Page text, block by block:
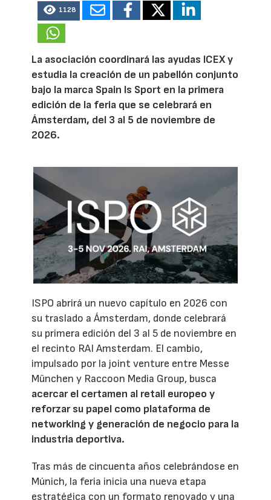
1128
La asociación coordinará las ayudas ICEX y
estudia la creación de un pabellón conjunto
bajo la marca Spain Is Sport en la primera
edición de la feria que se celebrará en
Ámsterdam, del 3 al 5 de noviembre de
2026.
ISPO abrirá un nuevo capítulo en 2026 con
su traslado a Ámsterdam, donde celebrará
su primera edición del 3 al 5 de noviembre en
el recinto RAI Amsterdam. El cambio,
impulsado por la joint venture entre Messe
München y Raccoon Media Group, busca
acercar el certamen al retail europeo y
reforzar su papel como plataforma de
networking y generación de negocio para la
industria deportiva.
Tras más de cincuenta años celebrándose en
Múnich, la feria inicia una nueva etapa
estratégica con un formato renovado y una